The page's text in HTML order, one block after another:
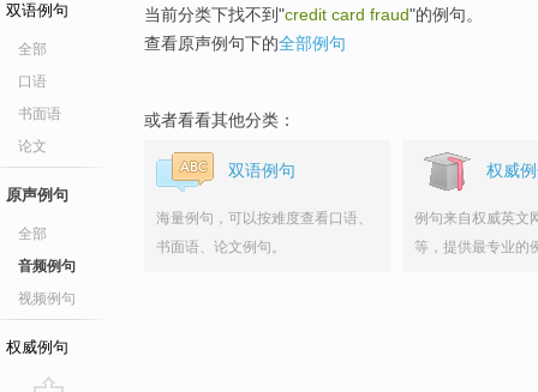
双语例句
全部
口语
书面语
论文
原声例句
全部
音频例句
视频例句
权威例句
当前分类下找不到"credit card fraud"的例句。
查看原声例句下的全部例句
或者看看其他分类：
双语例句
海量例句，可以按难度查看口语、
书面语、论文例句。
权威
例句来自权威英文
等，提供最专业的